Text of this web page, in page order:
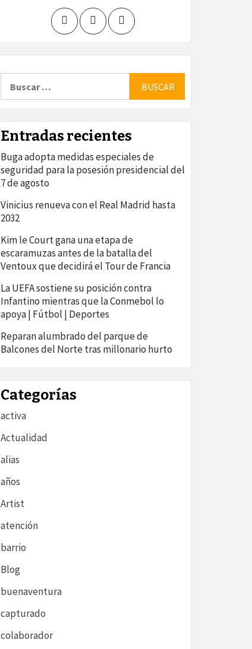
Entradas recientes
Buga adopta medidas especiales de
seguridad para la posesión presidencial del
7 de agosto
Vinicius renueva con el Real Madrid hasta
2032
Kim le Court gana una etapa de
escaramuzas antes de la batalla del
Ventoux que decidirá el Tour de Francia
La UEFA sostiene su posición contra
Infantino mientras que la Conmebol lo
apoya | Fútbol | Deportes
Reparan alumbrado del parque de
Balcones del Norte tras millonario hurto
Categorías
activa
Actualidad
alias
años
Artist
atención
barrio
Blog
buenaventura
capturado
colaborador